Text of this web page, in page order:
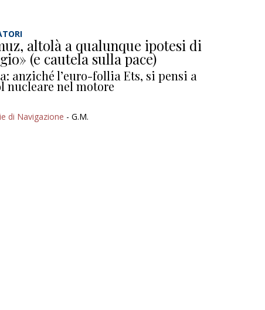
altolà a qualunque ipotesi di
(e cautela sulla pace)
anziché l’euro-follia Ets, si pensi a
nucleare nel motore
di Navigazione - G.M.